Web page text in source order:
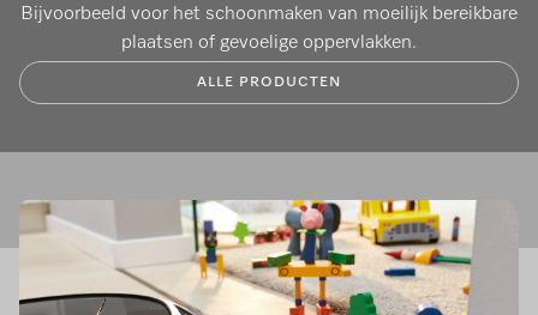
Bijvoorbeeld voor het schoonmaken van moeilijk bereikbare
plaatsen of gevoelige oppervlakken.
ALLE PRODUCTEN